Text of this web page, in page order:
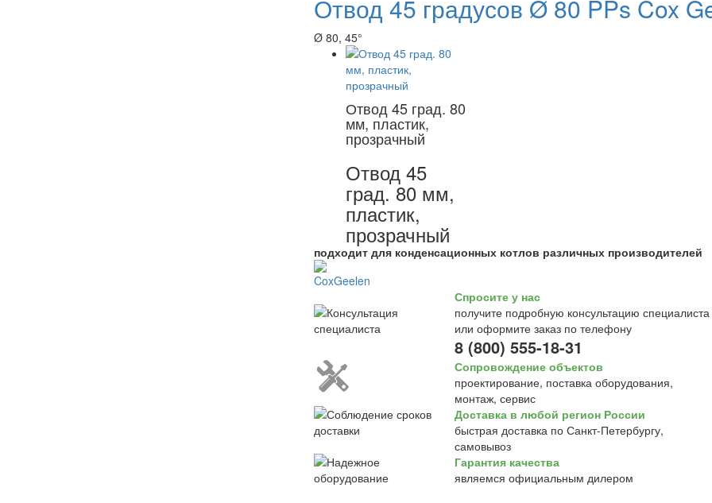
Отвод 45 градусов Ø 80 PPs Cox
Ø 80, 45°
Отвод 45 град. 80
мм, пластик,
прозрачный
Отвод 45
град. 80 мм,
пластик,
прозрачный
подходит для конденсационных котлов различных производителей
Спросите у нас
получите подробную консультацию специалиста
или оформите заказ по телефону
8 (800) 555-18-31
Сопровождение объектов
проектирование, поставка оборудования,
монтаж, сервис
Доставка в любой регион России
быстрая доставка по Санкт-Петербургу,
самовывоз
Гарантия качества
являемся официальным дилером